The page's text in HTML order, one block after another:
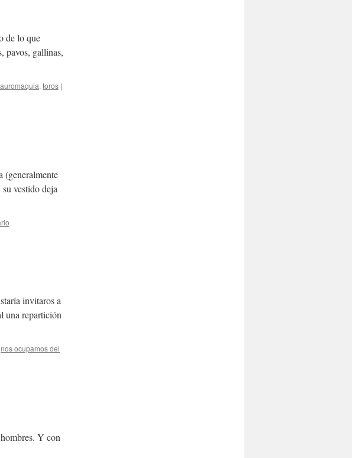
de lo que
pavos, gallinas,
, toros |
(generalmente
vestido deja
invitaros a
una repartición
nos ocupamos del
Y con